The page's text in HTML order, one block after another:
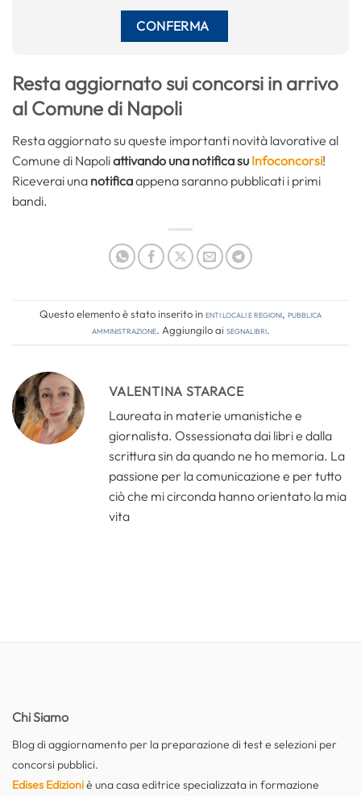
Resta aggiornato sui concorsi in arrivo
al Comune di Napoli
Resta aggiornato su queste importanti novità lavorative al
Comune di Napoliattivando una notifica su Infoconcorsi!
Riceverai una notificaappena saranno pubblicati i primi
bandi.
Questo elemento è stato inserito inEnti locali e regioni, Pubblica
amministrazione. Aggiungilo ai segnalibri.
VALENTINA STARACE
Laureata in materie umanistiche e
giornalista. Ossessionata dai libri e dalla
scrittura sin da quando ne ho memoria. La
passione per la comunicazione e per tutto
ciò che mi circonda hanno orientato la mia
vita
Chi Siamo
Blog di aggiornamento per la preparazione di test e selezioni per
concorsi pubblici.
Edises Edizioniè una casa editrice specializzata in formazione